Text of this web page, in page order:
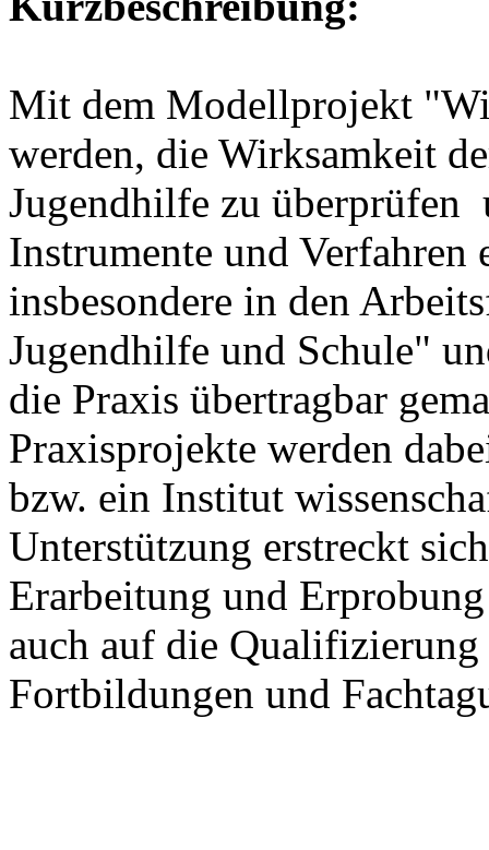
Mit dem Modellprojekt
werden, die Wirksamkeit
Jugendhilfe zu überprüfen
Instrumente und
insbesondere in den
Jugendhilfe und Schule"
die Praxis übertragbar
Praxisprojekte werden
bzw. ein Institut
Unterstützung erstreckt
Erarbeitung und
auch auf die
Fortbildungen und